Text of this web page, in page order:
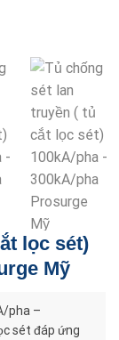
lọc sét)
Mỹ
pha –
sét đáp ứng